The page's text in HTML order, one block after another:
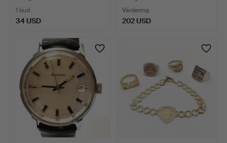
1 bud
34 USD
Värdering
202 USD